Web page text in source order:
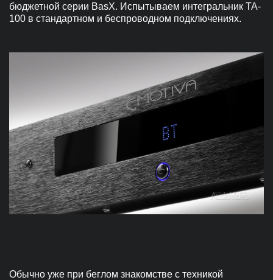
бюджетной серии BasX. Испытываем интегральник TA-
100 в стандартном и беспроводном подключениях.
Обычно уже при беглом знакомстве с техникой